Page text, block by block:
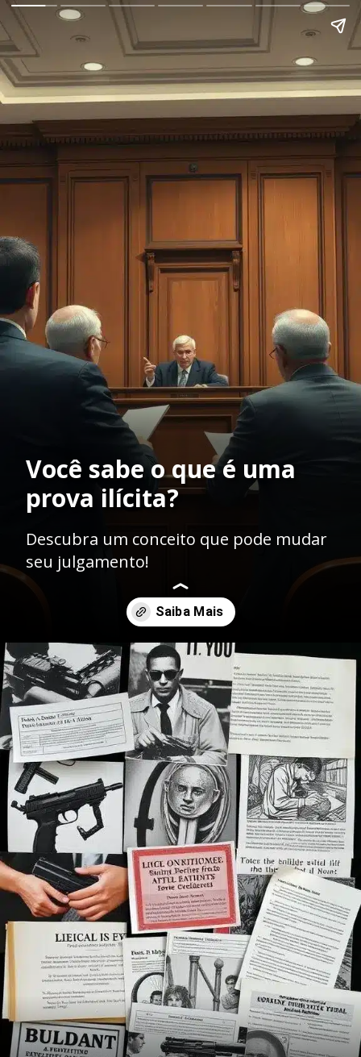
Você sabe o que é uma
prova ilícita?
Descubra um conceito que pode mudar
seu julgamento!
Openinghttps://ademilsoncs.adv.br/